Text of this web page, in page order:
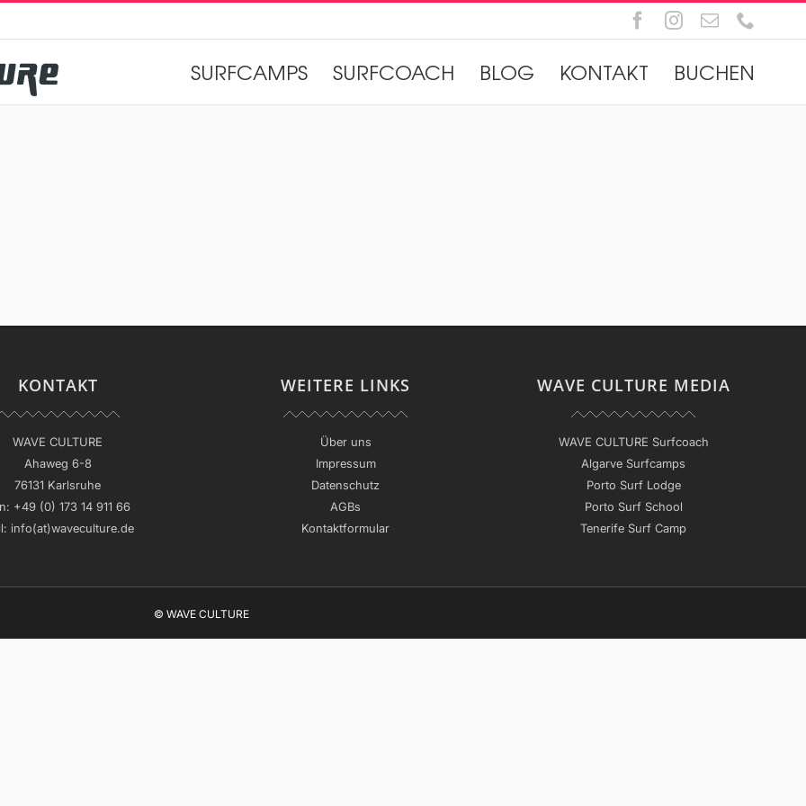
Facebook
Instagram
E-
Mail
SURFCAMPS SURFCOACH BLOG KONTAKT BUCHEN
KONTAKT
WAVE CULTURE
Ahaweg 6-8
76131 Karlsruhe
+49 (0) 173 14 911 66
info(at)waveculture.de
WEITERE LINKS
Über uns
Impressum
Datenschutz
AGBs
Kontaktformular
WAVE CULTURE MEDIA
WAVE CULTURE Surfcoach
Algarve Surfcamps
Porto Surf Lodge
Porto Surf School
Tenerife Surf Camp
© WAVE CULTURE